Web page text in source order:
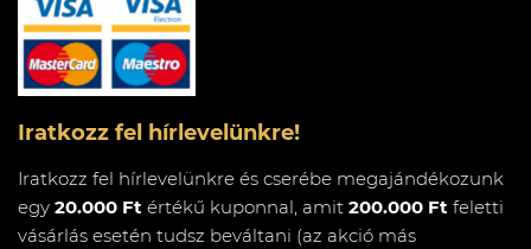
Iratkozz fel hírlevelünkre!
Iratkozz fel hírlevelünkre és cserébe megajándékozunk
egy 20.000 Ft értékű kuponnal, amit 200.000 Ft feletti
vásárlás esetén tudsz beváltani (az akció más